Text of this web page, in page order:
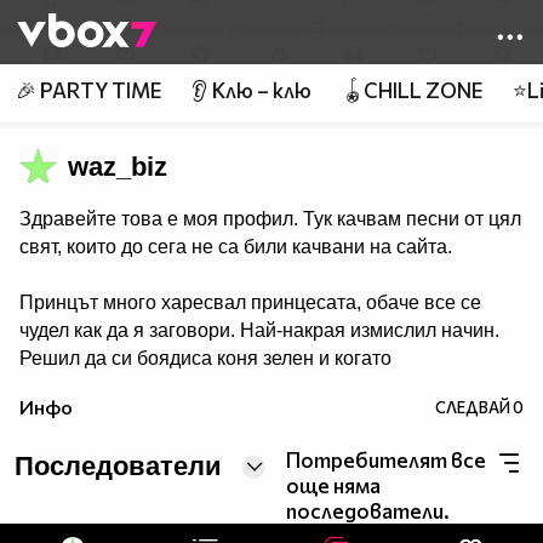
👾
🎉 PARTY TIME 👂 Клю – клю 🪀CHILL ZONE
waz_biz
Здравейте това е моя профил. Тук качвам песни от цял
свят, които до сега не са били качвани на сайта.
Принцът много харесвал принцесата, обаче все се
чудел как да я заговори. Най-накрая измислил начин.
Решил да си боядиса коня зелен и когато
"Ау, принце, какъв Ви е зелен коня!", а пък той щял да
Речено-сторено. Боядисва си коня, отива пред замъка
с коня, а през това време принцесата се показва през
прозореца и възкликва:
Инфо СЛЕДВАЙ0
Последователи
Потребителят все
още няма
последователи.